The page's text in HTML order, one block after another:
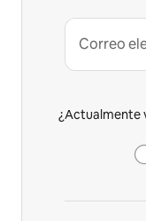
Correo
¿Actualmente